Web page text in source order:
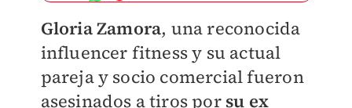
Gloria Zamora, una reconocida
influencer fitness y su actual
pareja y socio comercial fueron
asesinados a tiros por su ex